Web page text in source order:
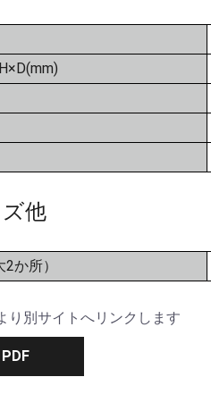
他
か所）
り別サイトへリンクします